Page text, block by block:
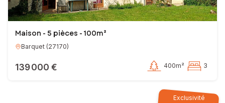
Maison - 5 pièces - 100m²
Barquet (27170)
139 000 € 400m² 3
Exclusivité